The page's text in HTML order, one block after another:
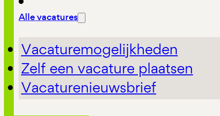
Alle vacatures
Vacaturemogelijkheden
Zelf een vacature plaatsen
Vacaturenieuwsbrief